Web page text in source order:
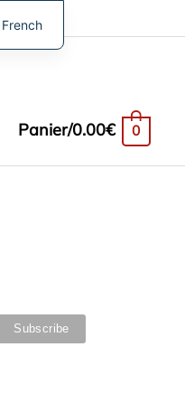
Panier/0.00€ 0
French
English